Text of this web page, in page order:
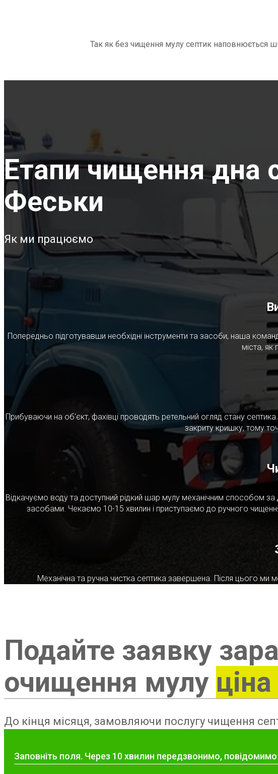
Так як без чищення мулу септик наповнюється
Етапи чищення дна
Феськи
Як ми працюємо
Попередньо підготувавши необхідні інструменти та засоби, наша
міста, як
Прибуваючи на об'єкт, фахівці проводять ретельний огляд стану
закриту кришку, тому
Відкачуємо воду та доступний рідкий шар мулу механічним способом
засобами. Чекаємо 10-15 хвилин і приступаємо до ручного
Механічна та ручна чистка септика завершена. Після цього ми
Подайте заявку
очищення мулу
До кінця місяця, замовляючи послугу чищення
Заповніть поля. Через 10 хвилин передзвонимо,